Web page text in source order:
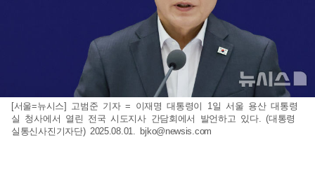
[서울=뉴시스] 고범준 기자 = 이재명 대통령이 1일 서울 용산 대통령
실 청사에서 열린 전국 시도지사 간담회에서 발언하고 있다. (대통령
실통신사진기자단) 2025.08.01.
bjko@newsis.com